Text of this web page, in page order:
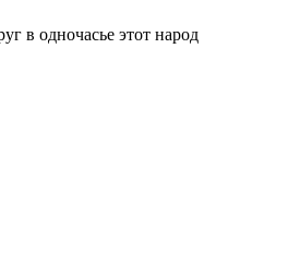
в одночасье этот народ